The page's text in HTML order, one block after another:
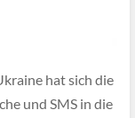
hat sich die
und SMS in die